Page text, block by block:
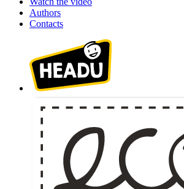
Authors
Contacts
100% acquisto sicuro. Crittografia fino a 256 bit.
Continua gli acquisti